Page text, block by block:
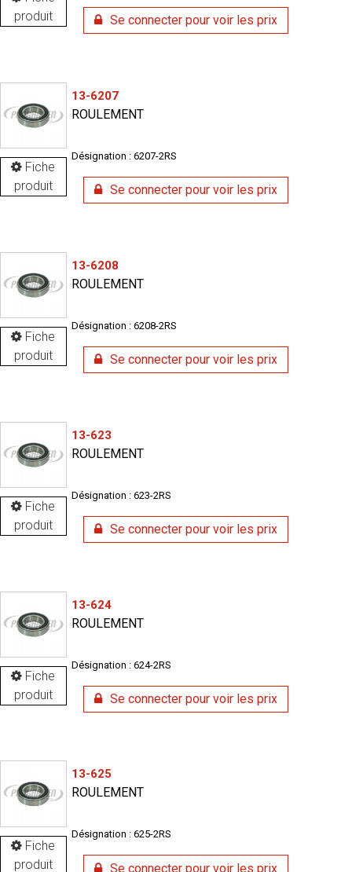
produit
Se connecter pour voir les prix
Fiche
produit
13-6207
ROULEMENT
Désignation : 6207-2RS
Se connecter pour voir les prix
Fiche
produit
13-6208
ROULEMENT
Désignation : 6208-2RS
Se connecter pour voir les prix
Fiche
produit
13-623
ROULEMENT
Désignation : 623-2RS
Se connecter pour voir les prix
Fiche
produit
13-624
ROULEMENT
Désignation : 624-2RS
Se connecter pour voir les prix
Fiche
produit
13-625
ROULEMENT
Désignation : 625-2RS
Se connecter pour voir les prix